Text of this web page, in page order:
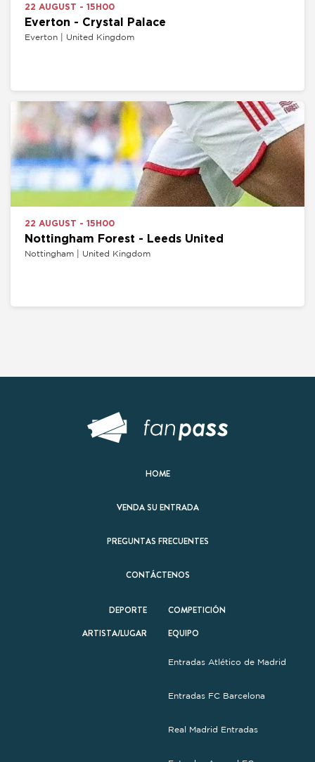
22 AUGUST - 15H00
Everton - Crystal Palace
Everton | United Kingdom
22 AUGUST - 15H00
Nottingham Forest - Leeds United
Nottingham | United Kingdom
HOME
VENDA SU ENTRADA
PREGUNTAS FRECUENTES
CONTÁCTENOS
DEPORTE
COMPETICIÓN
ARTISTA/LUGAR
EQUIPO
Entradas Atlético de Madrid
Entradas FC Barcelona
Real Madrid Entradas